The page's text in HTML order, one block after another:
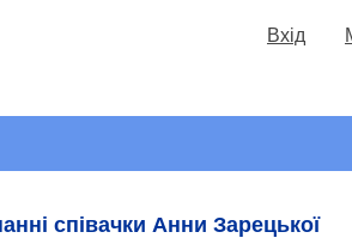
Вхід
співачки Анни Зарецької